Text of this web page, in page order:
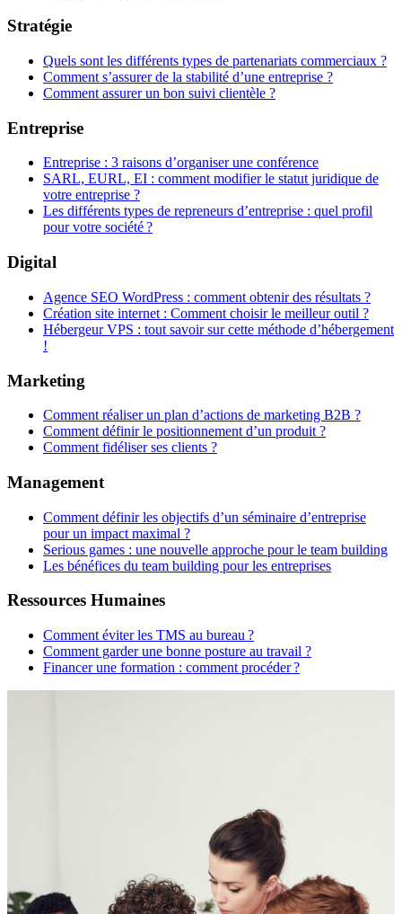
Stratégie
Quels sont les différents types de partenariats commerciaux ?
Comment s’assurer de la stabilité d’une entreprise ?
Comment assurer un bon suivi clientèle ?
Entreprise
Entreprise : 3 raisons d’organiser une conférence
SARL, EURL, EI : comment modifier le statut juridique de
votre entreprise ?
Les différents types de repreneurs d’entreprise : quel profil
pour votre société ?
Digital
Agence SEO WordPress : comment obtenir des résultats ?
Création site internet : Comment choisir le meilleur outil ?
Hébergeur VPS : tout savoir sur cette méthode d’hébergement
!
Marketing
Comment réaliser un plan d’actions de marketing B2B ?
Comment définir le positionnement d’un produit ?
Comment fidéliser ses clients ?
Management
Comment définir les objectifs d’un séminaire d’entreprise
pour un impact maximal ?
Serious games : une nouvelle approche pour le team building
Les bénéfices du team building pour les entreprises
Ressources Humaines
Comment éviter les TMS au bureau ?
Comment garder une bonne posture au travail ?
Financer une formation : comment procéder ?